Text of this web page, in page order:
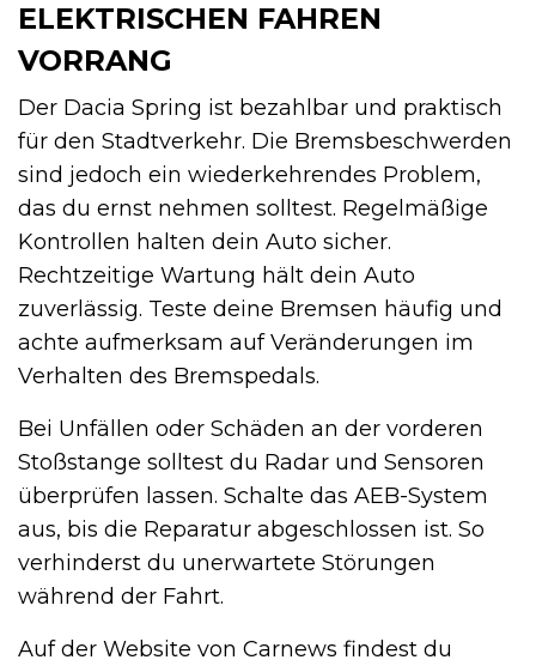
ELEKTRISCHEN FAHREN
VORRANG
Der Dacia Spring ist bezahlbar und praktisch
für den Stadtverkehr. Die Bremsbeschwerden
sind jedoch ein wiederkehrendes Problem,
das du ernst nehmen solltest. Regelmäßige
Kontrollen halten dein Auto sicher.
Rechtzeitige Wartung hält dein Auto
zuverlässig. Teste deine Bremsen häufig und
achte aufmerksam auf Veränderungen im
Verhalten des Bremspedals.
Bei Unfällen oder Schäden an der vorderen
Stoßstange solltest du Radar und Sensoren
überprüfen lassen. Schalte das AEB-System
aus, bis die Reparatur abgeschlossen ist. So
verhinderst du unerwartete Störungen
während der Fahrt.
Auf der Website von Carnews findest du